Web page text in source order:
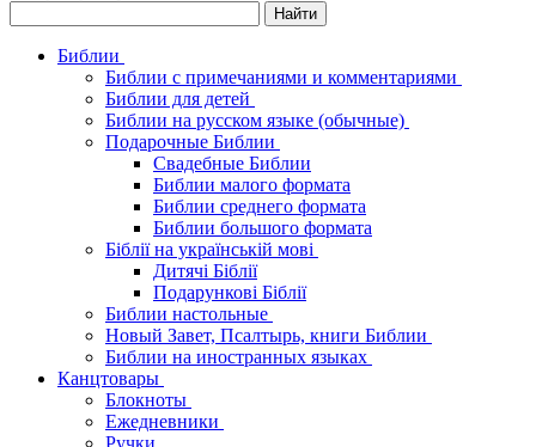
Библии
Библии с примечаниями и комментариями
Библии для детей
Библии на русском языке (обычные)
Подарочные Библии
Свадебные Библии
Библии малого формата
Библии среднего формата
Библии большого формата
Біблії на українській мові
Дитячі Біблії
Подарункові Біблії
Библии настольные
Новый Завет, Псалтырь, книги Библии
Библии на иностранных языках
Канцтовары
Блокноты
Ежедневники